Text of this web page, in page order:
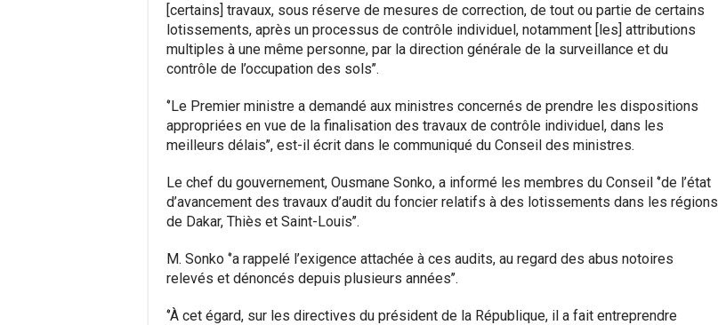
[certains] travaux, sous réserve de mesures de correction, de tout ou partie de certains
lotissements, après un processus de contrôle individuel, notamment [les] attributions
multiples à une même personne, par la direction générale de la surveillance et du
contrôle de l’occupation des sols’’.
‘’Le Premier ministre a demandé aux ministres concernés de prendre les dispositions
appropriées en vue de la finalisation des travaux de contrôle individuel, dans les
meilleurs délais’’, est-il écrit dans le communiqué du Conseil des ministres.
Le chef du gouvernement, Ousmane Sonko, a informé les membres du Conseil ‘’de l’état
d’avancement des travaux d’audit du foncier relatifs à des lotissements dans les régions
de Dakar, Thiès et Saint-Louis’’.
M. Sonko ‘’a rappelé l’exigence attachée à ces audits, au regard des abus notoires
relevés et dénoncés depuis plusieurs années’’.
‘’À cet égard, sur les directives du président de la République, il a fait entreprendre